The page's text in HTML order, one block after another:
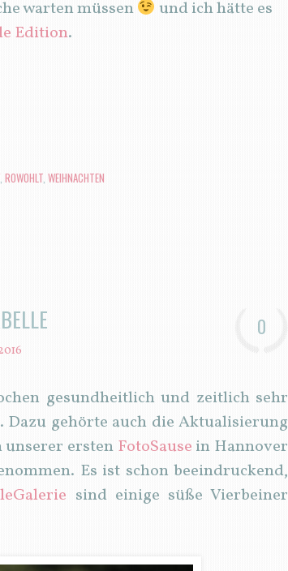
warten müssen
und ich hätte es
Edition.
, ROWOHLT, WEIHNACHTEN
0
gesundheitlich und zeitlich sehr
Dazu gehörte auch die Aktualisierung
unserer ersten FotoSause in Hannover
Es ist schon beeindruckend,
sind einige süße Vierbeiner